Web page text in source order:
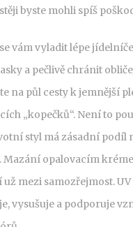
byste mohli spíš
vám vyladit lépe
a pečlivě chránit
na půl cesty k jemnější
„kopečků“. Není to
styl má zásadní podíl
Mazání opalovacím
už mezi samozřejmost.
vysušuje a podporuje